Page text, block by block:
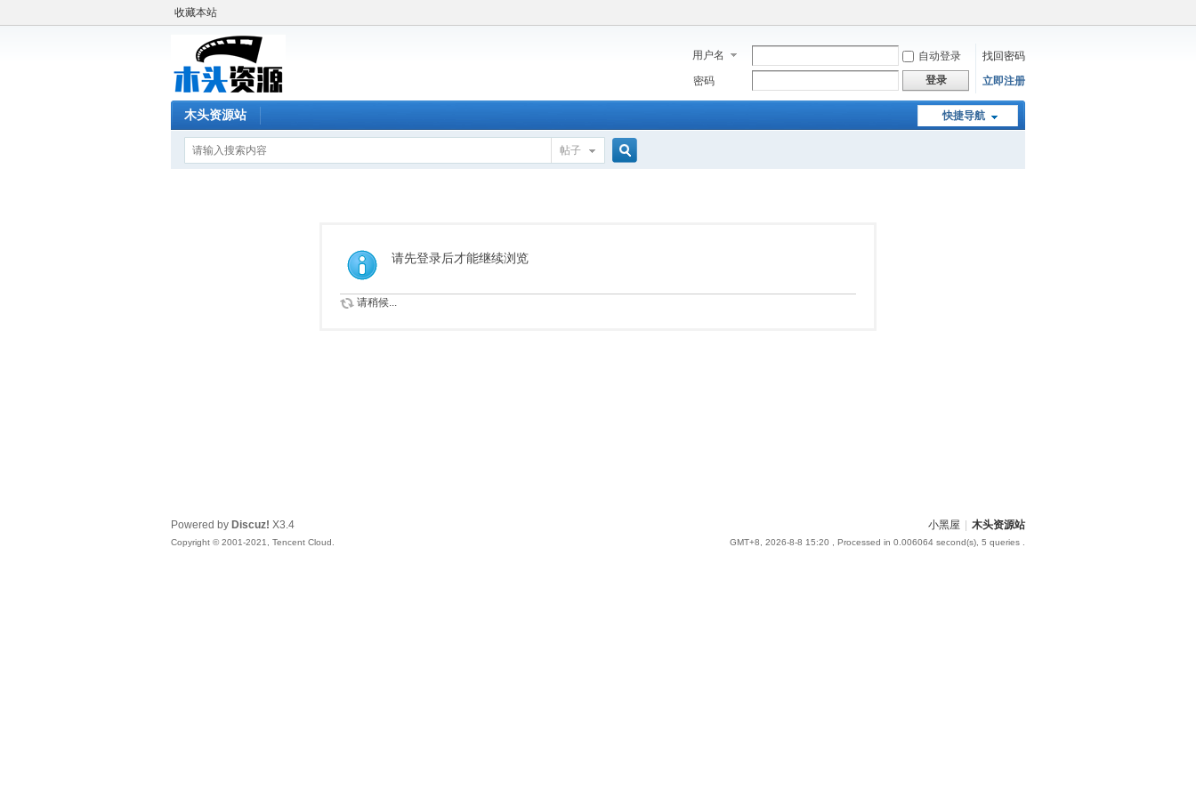
收藏本站
用户名 自动登录
找回密码
密码
登录 立即注册
快捷导航
木头资源站
帖子
请先登录后才能继续浏览
请稍候...
小黑屋 木头资源站
GMT+8, 2026-8-8 15:20 , Processed in 0.006064 second(s), 5 queries .
Powered by Discuz! X3.4
Copyright © 2001-2021, Tencent Cloud.